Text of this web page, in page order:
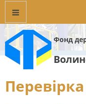
Фонд
Перевірка